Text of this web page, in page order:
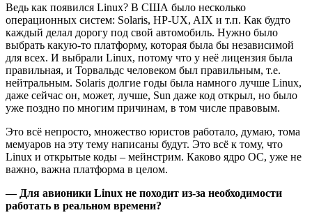
Ведь как появился Linux? В США было несколько
операционных систем: Solaris, HP-UX, AIX и т.п. Как будто
каждый делал дорогу под свой автомобиль. Нужно было
выбрать какую-то платформу, которая была бы независимой
для всех. И выбрали Linux, потому что у неё лицензия была
правильная, и Торвальдс человеком был правильным, т.е.
нейтральным. Solaris долгие годы была намного лучше Linux,
даже сейчас он, может, лучше, Sun даже код открыл, но было
уже поздно по многим причинам, в том числе правовым.
Это всё непросто, множество юристов работало, думаю, тома
мемуаров на эту тему написаны будут. Это всё к тому, что
Linux и открытые коды – мейнстрим. Каково ядро ОС, уже не
важно, важна платформа в целом.
— Для авионики Linux не походит из-за необходимости
работать в реальном времени?